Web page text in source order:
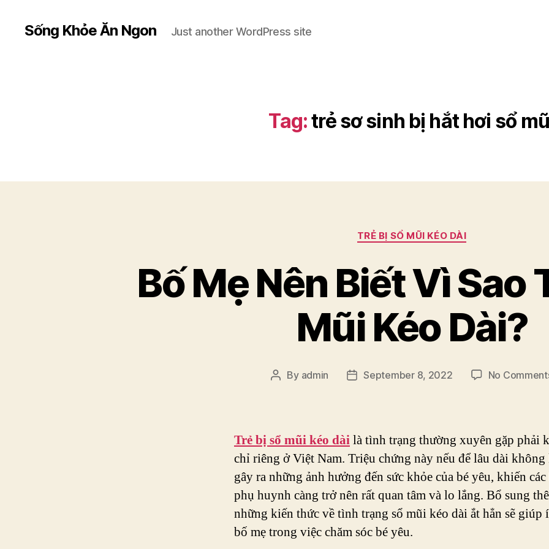
Sống Khỏe Ăn Ngon Just another WordPress site
Tag:trẻ sơ sinh bị hắt hơi sổ
Categories
TRẺ BỊ SỔ MŨI KÉO DÀI
Bố Mẹ Nên Biết Vì Sao
Mũi Kéo Dài?
Post
By admin
PostSeptember 8, 2022 No
Trẻ bị sổ mũi kéo dàilà tình trạng thường xuyên gặp phải
chỉ riêng ở Việt Nam. Triệu chứng này nếu để lâu dài không
gây ra những ảnh hưởng đến sức khỏe của bé yêu, khiến các
phụ huynh càng trở nên rất quan tâm và lo lắng. Bổ sung
những kiến thức về tình trạng sổ mũi kéo dài ắt hẳn sẽ giúp
bố mẹ trong việc chăm sóc bé yêu.